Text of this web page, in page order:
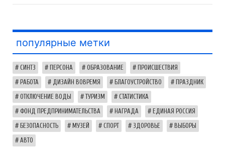
популярные метки
СИНТЗ ПЕРСОНА ОБРАЗОВАНИЕ ПРОИСШЕСТВИЯ
РАБОТА ДИЗАЙН ВОВРЕМЯ БЛАГОУСТРОЙСТВО ПРАЗДНИК
ОТКЛЮЧЕНИЕ ВОДЫ ТУРИЗМ СТАТИСТИКА
ФОНД ПРЕДПРИНИМАТЕЛЬСТВА НАГРАДА ЕДИНАЯ РОССИЯ
БЕЗОПАСНОСТЬ МУЗЕЙ СПОРТ ЗДОРОВЬЕ ВЫБОРЫ
АВТО